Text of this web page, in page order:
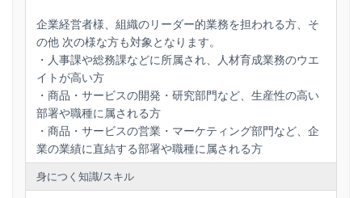
きるようになるためのExcel版実践ツールをご提供し、その使
い方を修得いただきます。第３章は、組織において人財が育
たないのはなぜなのかを３つの視点から検証します。第４章
は、指示命令型の上司からコーチ型上司に変わっていただく
ための実践的ノウハウを学んでいただきます。第５章は、現
代の若者がどんな働き方を望んでいるのかを理解した上で、
社員のエンゲージメント強化についての具体策をお伝えしま
す。第６章は、社員のマインドや心のありようを可視化し、
人財育成上の経営指標として活用することを考えます。
企業経営者様、組織のリーダー的業務を担われる方、そ
の他 次の様な方も対象となります。
・人事課や総務課などに所属され、人材育成業務のウエ
イトが高い方
・商品・サービスの開発・研究部門など、生産性の高い
部署や職種に属される方
・商品・サービスの営業・マーケティング部門など、企
業の業績に直結する部署や職種に属される方
身につく知識/スキル